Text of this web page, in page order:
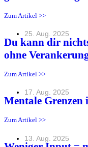
Zum Artikel >>
25. Aug. 2025
Du kann dir
ohne
Zum Artikel >>
17. Aug. 2025
Mentale Grenzen
Zum Artikel >>
13. Aug. 2025